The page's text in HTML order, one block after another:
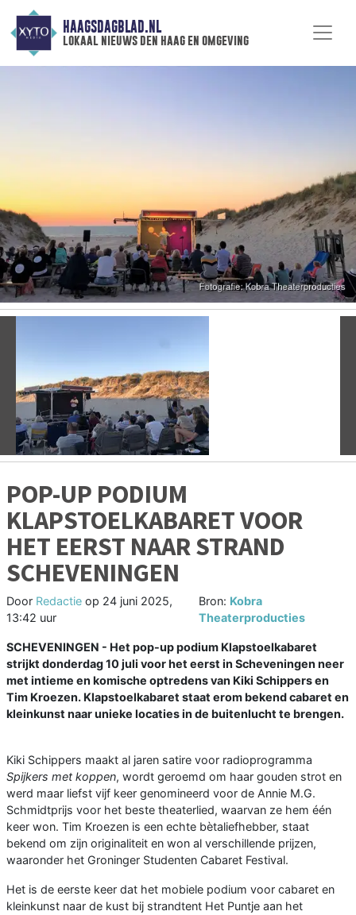
HAAGSDAGBLAD.NL
lokaal nieuws den haag en omgeving
Vorige
POP-UP PODIUM
KLAPSTOELKABARET VOOR
HET EERST NAAR STRAND
SCHEVENINGEN
Door Redactie op 24 juni 2025,
13:42 uur
Bron: Kobra
Theaterproducties
SCHEVENINGEN - Het pop-up podium Klapstoelkabaret
strijkt donderdag 10 juli voor het eerst in Scheveningen neer
met intieme en komische optredens van Kiki Schippers en
Tim Kroezen. Klapstoelkabaret staat erom bekend cabaret en
kleinkunst naar unieke locaties in de buitenlucht te brengen.
Kiki Schippers maakt al jaren satire voor radioprogramma
Spijkers met koppen, wordt geroemd om haar gouden strot en
werd maar liefst vijf keer genomineerd voor de Annie M.G.
Schmidtprijs voor het beste theaterlied, waarvan ze hem één
keer won. Tim Kroezen is een echte bètaliefhebber, staat
bekend om zijn originaliteit en won al verschillende prijzen,
waaronder het Groninger Studenten Cabaret Festival.
Het is de eerste keer dat het mobiele podium voor cabaret en
kleinkunst naar de kust bij strandtent Het Puntje aan het